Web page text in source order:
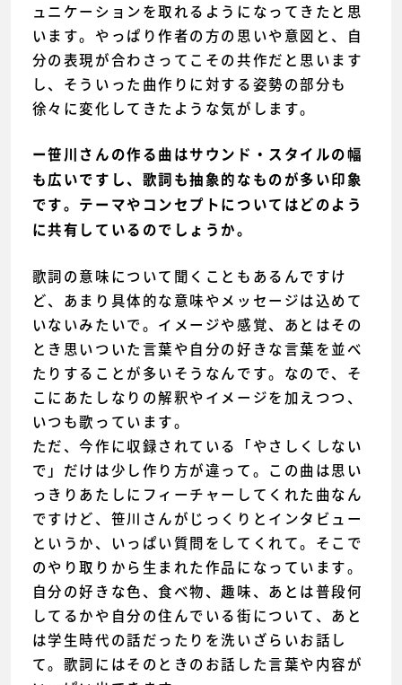
ュニケーションを取れるようになってきたと思
います。やっぱり作者の方の思いや意図と、自
分の表現が合わさってこその共作だと思います
し、そういった曲作りに対する姿勢の部分も
徐々に変化してきたような気がします。
ー笹川さんの作る曲はサウンド・スタイルの幅
も広いですし、歌詞も抽象的なものが多い印象
です。テーマやコンセプトについてはどのよう
に共有しているのでしょうか。
歌詞の意味について聞くこともあるんですけ
ど、あまり具体的な意味やメッセージは込めて
いないみたいで。イメージや感覚、あとはその
とき思いついた言葉や自分の好きな言葉を並べ
たりすることが多いそうなんです。なので、そ
こにあたしなりの解釈やイメージを加えつつ、
いつも歌っています。
ただ、今作に収録されている「やさしくしない
で」だけは少し作り方が違って。この曲は思い
っきりあたしにフィーチャーしてくれた曲なん
ですけど、笹川さんがじっくりとインタビュー
というか、いっぱい質問をしてくれて。そこで
のやり取りから生まれた作品になっています。
自分の好きな色、食べ物、趣味、あとは普段何
してるかや自分の住んでいる街について、あと
は学生時代の話だったりを洗いざらいお話し
て。歌詞にはそのときのお話した言葉や内容が